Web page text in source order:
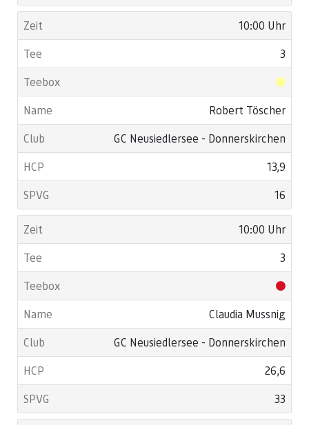
10:00 Uhr
3
Robert Töscher
GC Neusiedlersee - Donnerskirchen
13,9
16
10:00 Uhr
3
Claudia Mussnig
GC Neusiedlersee - Donnerskirchen
26,6
33